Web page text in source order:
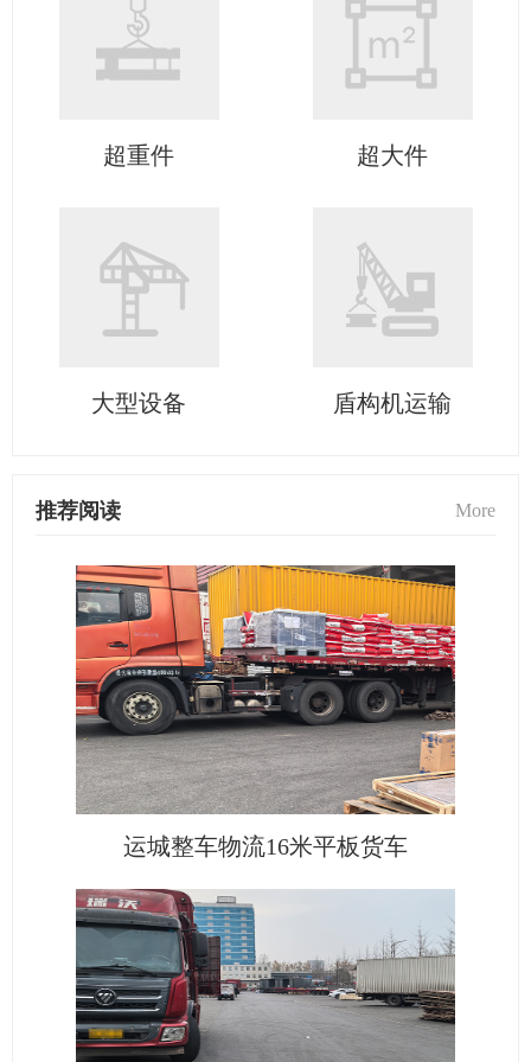
超重件 超大件
大型设备 盾构机运输
推荐阅读 More
运城整车物流16米平板货车